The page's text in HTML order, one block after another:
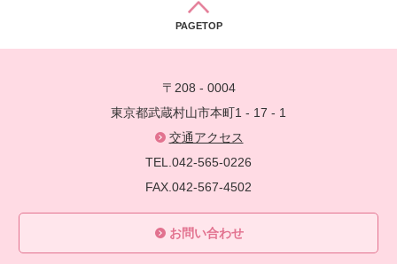
PAGETOP
〒208 - 0004
東京都武蔵村山市本町1 - 17 - 1
交通アクセス
TEL.042-565-0226
FAX.042-567-4502
お問い合わせ